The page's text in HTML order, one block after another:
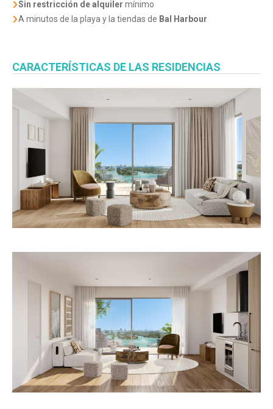
Sin restricción de alquiler mínimo
A minutos de la playa y la tiendas de Bal Harbour
CARACTERÍSTICAS DE LAS RESIDENCIAS